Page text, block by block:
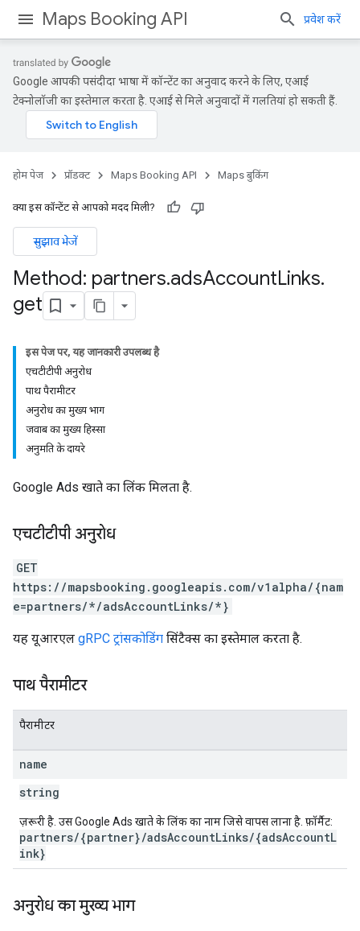
Maps Booking API प्रवेश करें
Google आपकी पसंदीदा भाषा में कॉन्टेंट का अनुवाद करने के लिए, एआई
टेक्नोलॉजी का इस्तेमाल करता है. एआई से मिले अनुवादों में गलतियां हो सकती हैं.
होम पेज प्रॉडक्ट Maps Booking API Maps बुकिंग
क्या इस कॉन्टेंट से आपको मदद मिली?
सुझाव भेजें
Method: partners.adsAccountLinks.
get
इस पेज पर, यह जानकारी उपलब्ध है
एचटीटीपी अनुरोध
पाथ पैरामीटर
अनुरोध का मुख्य भाग
जवाब का मुख्य हिस्सा
अनुमति के दायरे
Google Ads खाते का लिंक मिलता है.
एचटीटीपी अनुरोध
GET
https://mapsbooking.googleapis.com/v1alpha/{nam
e=partners/*/adsAccountLinks/*}
यह यूआरएल gRPC ट्रांसकोडिंग सिंटैक्स का इस्तेमाल करता है.
पाथ पैरामीटर
पैरामीटर
name
string
ज़रूरी है. उस Google Ads खाते के लिंक का नाम जिसे वापस लाना है. फ़ॉर्मैट:
partners/{partner}/adsAccountLinks/{adsAccountL
ink}
अनुरोध का मुख्य भाग